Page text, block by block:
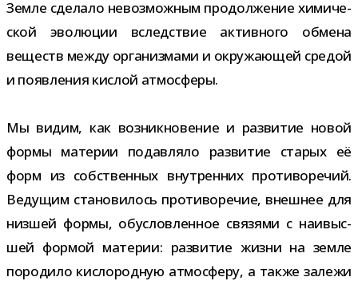
Земле сде­лало невоз­мож­ным про­дол­же­ние хими­че­
ской эво­лю­ции вслед­ствие актив­ного обмена
веществ между орга­низ­мами и окру­жа­ю­щей сре­дой
и появ­ле­ния кис­лой атмосферы.
Мы видим, как воз­ник­но­ве­ние и раз­ви­тие новой
формы мате­рии подав­ляло раз­ви­тие ста­рых её
форм из соб­ствен­ных внут­рен­них про­ти­во­ре­чий.
Ведущим ста­но­ви­лось про­ти­во­ре­чие, внеш­нее для
низ­шей формы, обу­слов­лен­ное свя­зями с наи­выс­
шей фор­мой мате­рии: раз­ви­тие жизни на земле
поро­дило кис­ло­род­ную атмо­сферу, а также залежи